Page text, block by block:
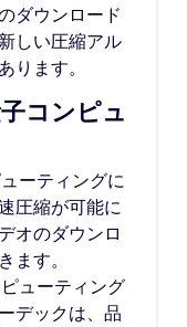
ダウンロード
しい圧縮アル
ります。
コンピュ
ーティングに
圧縮が可能に
オのダウンロ
ます。
ューティング
デックは、品